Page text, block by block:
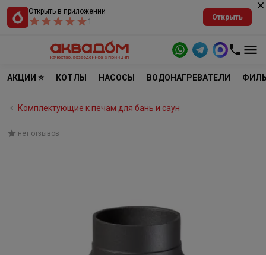
Открыть в приложении
1
Открыть
АКЦИИ ⭐ КОТЛЫ НАСОСЫ ВОДОНАГРЕВАТЕЛИ
Комплектующие к печам для бань и саун
нет отзывов